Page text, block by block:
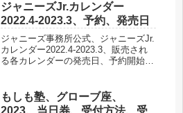
ジャニーズJr.カレンダー
2022.4-2023.3、予約、発売日
ジャニーズ事務所公式、ジャニーズJr.
カレンダー2022.4-2023.3、販売され
る各カレンダーの発売日、予約開始
もしも塾、グローブ座、
2023、当日券、受付方法、受